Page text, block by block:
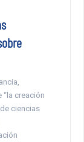
“la creación
ciencias